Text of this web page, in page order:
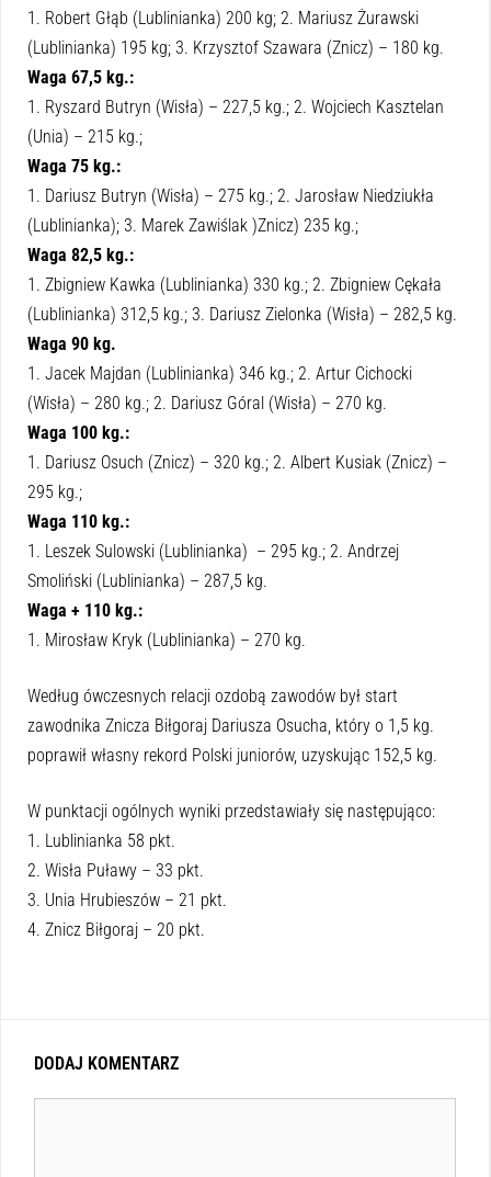
1. Robert Głąb (Lublinianka) 200 kg; 2. Mariusz Żurawski
(Lublinianka) 195 kg; 3. Krzysztof Szawara (Znicz) – 180 kg.
Waga 67,5 kg.:
1. Ryszard Butryn (Wisła) – 227,5 kg.; 2. Wojciech Kasztelan
(Unia) – 215 kg.;
Waga 75 kg.:
1. Dariusz Butryn (Wisła) – 275 kg.; 2. Jarosław Niedziukła
(Lublinianka); 3. Marek Zawiślak )Znicz) 235 kg.;
Waga 82,5 kg.:
1. Zbigniew Kawka (Lublinianka) 330 kg.; 2. Zbigniew Cękała
(Lublinianka) 312,5 kg.; 3. Dariusz Zielonka (Wisła) – 282,5 kg.
Waga 90 kg.
1. Jacek Majdan (Lublinianka) 346 kg.; 2. Artur Cichocki
(Wisła) – 280 kg.; 2. Dariusz Góral (Wisła) – 270 kg.
Waga 100 kg.:
1. Dariusz Osuch (Znicz) – 320 kg.; 2. Albert Kusiak (Znicz) –
295 kg.;
Waga 110 kg.:
1. Leszek Sulowski (Lublinianka) – 295 kg.; 2. Andrzej
Smoliński (Lublinianka) – 287,5 kg.
Waga + 110 kg.:
1. Mirosław Kryk (Lublinianka) – 270 kg.
Według ówczesnych relacji ozdobą zawodów był start
zawodnika Znicza Biłgoraj Dariusza Osucha, który o 1,5 kg.
poprawił własny rekord Polski juniorów, uzyskując 152,5 kg.
W punktacji ogólnych wyniki przedstawiały się następująco:
1. Lublinianka 58 pkt.
2. Wisła Puławy – 33 pkt.
3. Unia Hrubieszów – 21 pkt.
4. Znicz Biłgoraj – 20 pkt.
DODAJ KOMENTARZ